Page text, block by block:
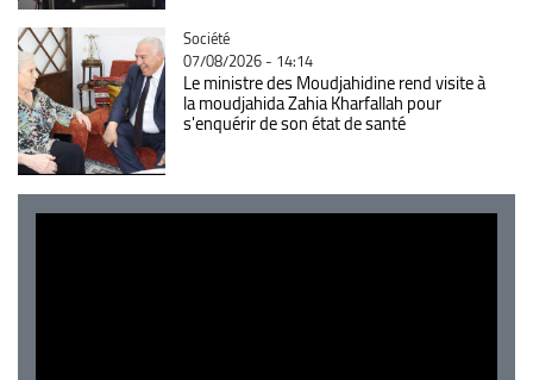
Catégorie
Société
07/08/2026 - 14:14
Le ministre des Moudjahidine rend visite à
la moudjahida Zahia Kharfallah pour
s'enquérir de son état de santé